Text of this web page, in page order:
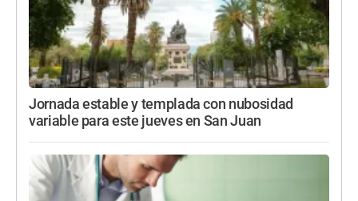
Jornada estable y templada con nubosidad
variable para este jueves en San Juan